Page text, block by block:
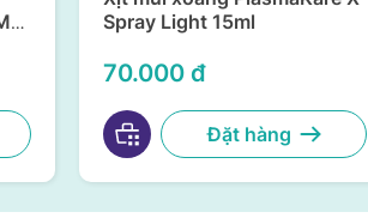
Spray Light 15ml
70.000 đ
Đặt hàng